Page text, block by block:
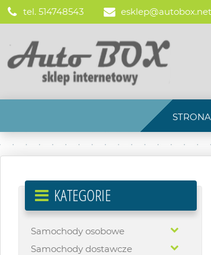
tel. 514748543
KATEGORIE
Samochody osobowe
Samochody dostawcze